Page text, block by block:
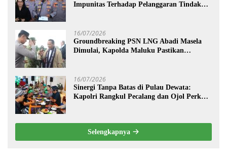
Impunitas Terhadap Pelanggaran Tindak
16/07/2026
Groundbreaking PSN LNG Abadi Masela
Dimulai, Kapolda Maluku Pastikan
16/07/2026
Sinergi Tanpa Batas di Pulau Dewata:
Kapolri Rangkul Pecalang dan Ojol Perkuat
Selengkapnya